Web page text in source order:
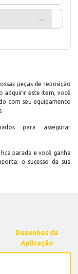
peças de reposição
adquirir este item, você
com seu equipamento
para assegurar
parada e você ganha
o sucesso da sua
Desenhos da
Aplicação